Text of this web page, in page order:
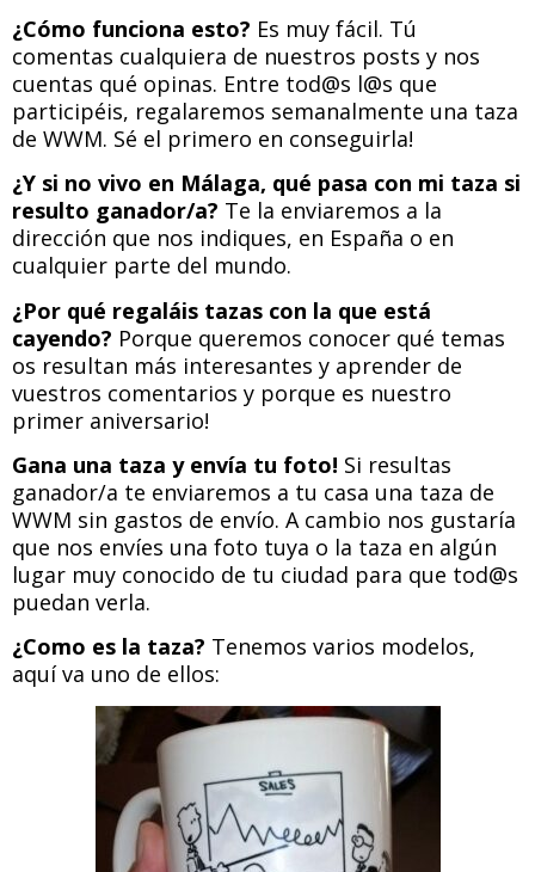
¿Cómo funciona esto? Es muy fácil. Tú
comentas cualquiera de nuestros posts y nos
cuentas qué opinas. Entre tod@s l@s que
participéis, regalaremos semanalmente una taza
de WWM. Sé el primero en conseguirla!
¿Y si no vivo en Málaga, qué pasa con mi taza si
resulto ganador/a? Te la enviaremos a la
dirección que nos indiques, en España o en
cualquier parte del mundo.
¿Por qué regaláis tazas con la que está
cayendo? Porque queremos conocer qué temas
os resultan más interesantes y aprender de
vuestros comentarios y porque es nuestro
primer aniversario!
Gana una taza y envía tu foto! Si resultas
ganador/a te enviaremos a tu casa una taza de
WWM sin gastos de envío. A cambio nos gustaría
que nos envíes una foto tuya o la taza en algún
lugar muy conocido de tu ciudad para que tod@s
puedan verla.
¿Como es la taza? Tenemos varios modelos,
aquí va uno de ellos: